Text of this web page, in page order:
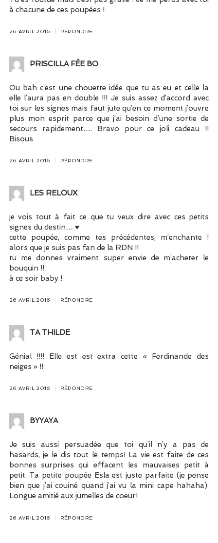
à chacune de ces poupées !
26 AVRIL 2016 RÉPONDRE
PRISCILLA FÉE BO
Ou bah c’est une chouette idée que tu as eu et celle la
elle l’aura pas en double !!! Je suis assez d’accord avec
toi sur les signes mais faut jute qu’en ce moment j’ouvre
plus mon esprit parce que j’ai besoin d’une sortie de
secours rapidement…. Bravo pour ce joli cadeau !!
Bisous
26 AVRIL 2016 RÉPONDRE
LES RELOUX
je vois tout à fait ce que tu veux dire avec ces petits
signes du destin… ♥
cette poupée, comme tes précédentes, m’enchante !
alors que je suis pas fan de la RDN !!
tu me donnes vraiment super envie de m’acheter le
bouquin !!
à ce soir baby !
26 AVRIL 2016 RÉPONDRE
TA THILDE
Génial !!!! Elle est est extra cette « Ferdinande des
neiges » !!
26 AVRIL 2016 RÉPONDRE
BYYAYA
Je suis aussi persuadée que toi qu’il n’y a pas de
hasards, je le dis tout le temps! La vie est faite de ces
bonnes surprises qui effacent les mauvaises petit à
petit. Ta petite poupée Esla est juste parfaite (je pense
bien que j’ai couiné quand j’ai vu la mini cape hahaha).
Longue amitié aux jumelles de coeur!
26 AVRIL 2016 RÉPONDRE